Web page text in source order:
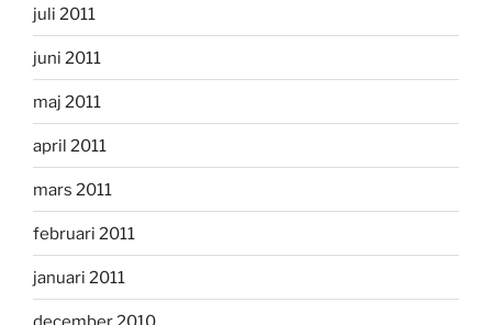
juli 2011
juni 2011
maj 2011
april 2011
mars 2011
februari 2011
januari 2011